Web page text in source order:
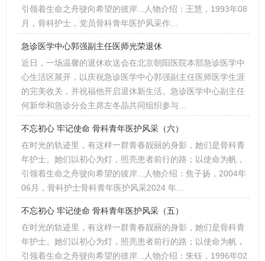
引领着生命之舟驶向希望的彼岸...人物介绍：王慧，1993年08
月，骨科护士，党员骨科青年医护风采作…
急诊医学中心郭强副主任医师光荣退休
近日，一场温馨的退休欢送会在北京朝阳医院本部急诊医学中
心生活区展开，以庆祝急诊医学中心郭强副主任医师医学生涯
的完美收关，并祝福他开启退休新生活。急诊医学中心副主任
何新华和急诊分会主席左冬晶共同组织参与…
不忘初心 牢记使命 骨科青年医护风采（六）
在时光的轨迹里，有这样一群青春靓丽的身影，她们是骨科青
年护士。她们以初心为灯，照亮患者前行的路；以使命为帆，
引领着生命之舟驶向希望的彼岸...人物介绍：焦子扬，2004年
06月，骨科护士骨科青年医护风采2024 年…
不忘初心 牢记使命 骨科青年医护风采（五）
在时光的轨迹里，有这样一群青春靓丽的身影，她们是骨科青
年护士。她们以初心为灯，照亮患者前行的路；以使命为帆，
引领着生命之舟驶向希望的彼岸...人物介绍：朱钰，1996年02